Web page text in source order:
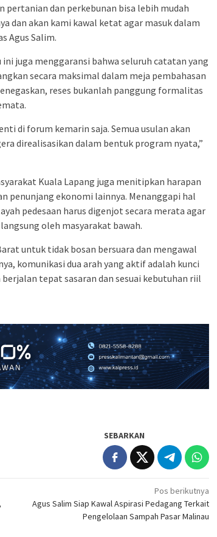
pertanian dan perkebunan bisa lebih mudah
dan akan kami kawal ketat agar masuk dalam
Agus Salim.
juga menggaransi bahwa seluruh catatan yang
secara maksimal dalam meja pembahasan
reses bukanlah panggung formalitas
di forum kemarin saja. Semua usulan akan
direalisasikan dalam bentuk program nyata,”
Kuala Lapang juga menitipkan harapan
ekonomi lainnya. Menanggapi hal
pedesaan harus digenjot secara merata agar
oleh masyarakat bawah.
untuk tidak bosan bersuara dan mengawal
komunikasi dua arah yang aktif adalah kunci
tepat sasaran dan sesuai kebutuhan riil
SEBARKAN
Pos berikutnya
Agus Salim Siap Kawal Aspirasi Pedagang Terkait
Pengelolaan Sampah Pasar Malinau